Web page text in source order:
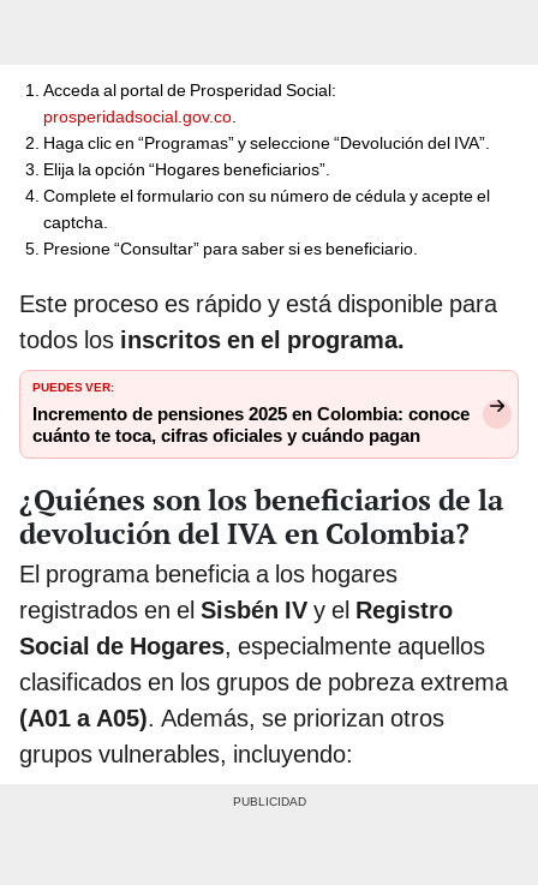
Acceda al portal de Prosperidad Social:
prosperidadsocial.gov.co
Haga clic en “Programas” y seleccione “Devolución del IVA”.
Elija la opción “Hogares beneficiarios”.
Complete el formulario con su número de cédula y acepte el
captcha.
Presione “Consultar” para saber si es beneficiario.
Este proceso es rápido y está disponible para
todos los inscritos en el programa.
PUEDES VER:
Incremento de pensiones 2025 en Colombia: conoce
cuánto te toca, cifras oficiales y cuándo pagan
¿Quiénes son los beneficiarios de la
devolución del IVA en Colombia?
El programa beneficia a los hogares
registrados en el Sisbén IV y el Registro
Social de Hogares, especialmente aquellos
clasificados en los grupos de pobreza extrema
(A01 a A05). Además, se priorizan otros
grupos vulnerables, incluyendo: